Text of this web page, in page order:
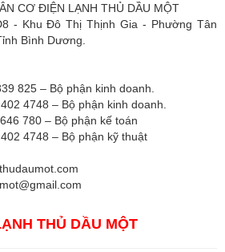
CƠ ĐIỆN LẠNH THỦ DẦU MỘT
- Khu Đô Thị Thịnh Gia - Phường Tân
Bình Dương.
825 – Bộ phận kinh doanh.
4748 – Bộ phận kinh doanh.
780 – Bộ phận kế toán
4748 – Bộ phận kỹ thuật
THỦ DẦU MỘT